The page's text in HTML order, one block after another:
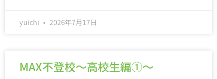
yuichi 2026年7月17日
MAX不登校～高校生編①～